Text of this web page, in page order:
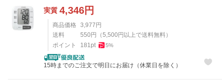
実質 4,346円
商品価格 3,977円
送料
550円 （5,500円以上で送料無料）
ポイント
181 pt 5%
15時までのご注文で明日にお届け（休業日を除く）